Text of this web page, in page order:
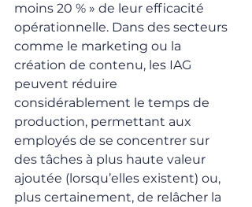
moins 20 % » de leur efficacité
opérationnelle. Dans des secteurs
comme le marketing ou la
création de contenu, les IAG
peuvent réduire
considérablement le temps de
production, permettant aux
employés de se concentrer sur
des tâches à plus haute valeur
ajoutée (lorsqu’elles existent) ou,
plus certainement, de relâcher la